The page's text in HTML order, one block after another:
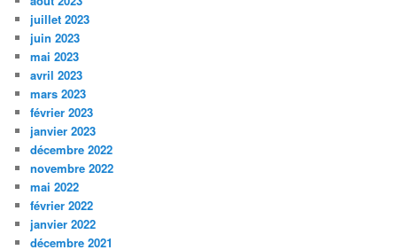
juillet 2023
juin 2023
mai 2023
avril 2023
mars 2023
février 2023
janvier 2023
décembre 2022
novembre 2022
mai 2022
février 2022
janvier 2022
décembre 2021